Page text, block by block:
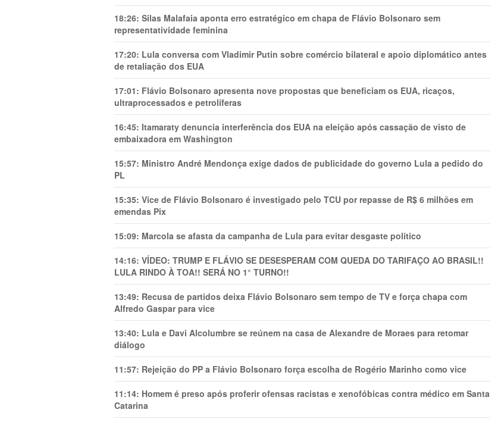
18:26: Silas Malafaia aponta erro estratégico em chapa de Flávio Bolsonaro sem
representatividade feminina
17:20: Lula conversa com Vladimir Putin sobre comércio bilateral e apoio diplomático antes
de retaliação dos EUA
17:01: Flávio Bolsonaro apresenta nove propostas que beneficiam os EUA, ricaços,
ultraprocessados e petrolíferas
16:45: Itamaraty denuncia interferência dos EUA na eleição após cassação de visto de
embaixadora em Washington
15:57: Ministro André Mendonça exige dados de publicidade do governo Lula a pedido do
PL
15:35: Vice de Flávio Bolsonaro é investigado pelo TCU por repasse de R$ 6 milhões em
emendas Pix
15:09: Marcola se afasta da campanha de Lula para evitar desgaste político
14:16: VÍDEO: TRUMP E FLÁVIO SE DESESPERAM COM QUEDA DO TARIFAÇO AO BRASIL!!
LULA RINDO À TOA!! SERÁ NO 1° TURNO!!
13:49: Recusa de partidos deixa Flávio Bolsonaro sem tempo de TV e força chapa com
Alfredo Gaspar para vice
13:40: Lula e Davi Alcolumbre se reúnem na casa de Alexandre de Moraes para retomar
diálogo
11:57: Rejeição do PP a Flávio Bolsonaro força escolha de Rogério Marinho como vice
11:14: Homem é preso após proferir ofensas racistas e xenofóbicas contra médico em Santa
Catarina